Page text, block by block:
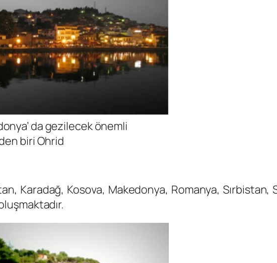
da gezilecek önemli
biri Ohrid
Karadağ, Kosova, Makedonya, Romanya, Sırbistan,